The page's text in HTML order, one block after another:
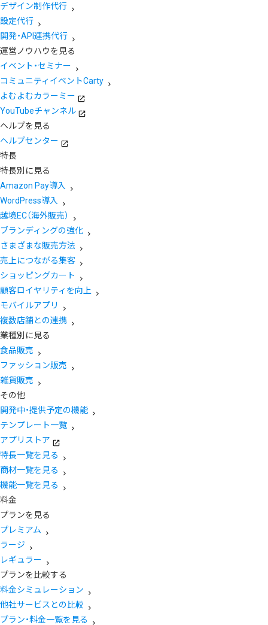
デザイン制作代行
設定代行
開発・API連携代行
運営ノウハウを見る
イベント・セミナー
コミュニティイベントCarty
よむよむカラーミー
YouTubeチャンネル
ヘルプを見る
ヘルプセンター
特長
特長別に見る
Amazon Pay導入
WordPress導入
越境EC（海外販売）
ブランディングの強化
さまざまな販売方法
売上につながる集客
ショッピングカート
顧客ロイヤリティを向上
モバイルアプリ
複数店舗との連携
業種別に見る
食品販売
ファッション販売
雑貨販売
その他
開発中・提供予定の機能
テンプレート一覧
アプリストア
特長一覧を見る
商材一覧を見る
機能一覧を見る
料金
プランを見る
プレミアム
ラージ
レギュラー
プランを比較する
料金シミュレーション
他社サービスとの比較
プラン・料金一覧を見る